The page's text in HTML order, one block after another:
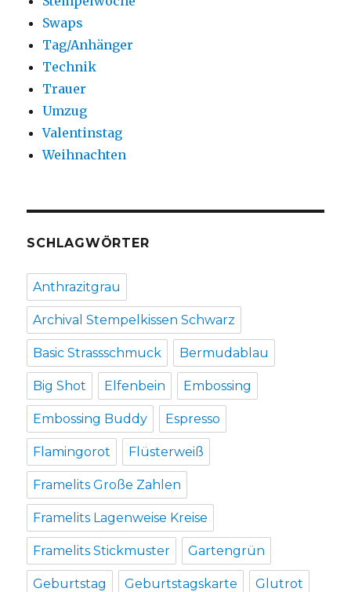
Swaps
Tag/Anhänger
Technik
Trauer
Umzug
Valentinstag
Weihnachten
SCHLAGWÖRTER
Anthrazitgrau
Archival Stempelkissen Schwarz
Basic Strassschmuck Bermudablau
Big Shot Elfenbein Embossing
Embossing Buddy Espresso
Flamingorot Flüsterweiß
Framelits Große Zahlen
Framelits Lagenweise Kreise
Framelits Stickmuster Gartengrün
Geburtstag Geburtstagskarte Glutrot